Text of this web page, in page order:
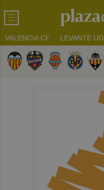
VALENCIA CF LEVANTE UD